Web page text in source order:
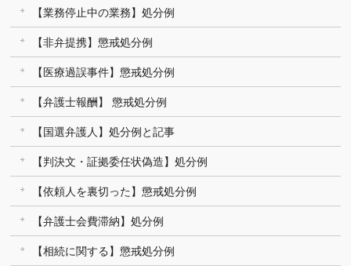
【業務停止中の業務】処分例
【非弁提携】懲戒処分例
【医療過誤事件】懲戒処分例
【弁護士報酬】 懲戒処分例
【国選弁護人】処分例と記事
【判決文・証拠委任状偽造】処分例
【依頼人を裏切った】懲戒処分例
【弁護士会費滞納】処分例
【相続に関する】懲戒処分例